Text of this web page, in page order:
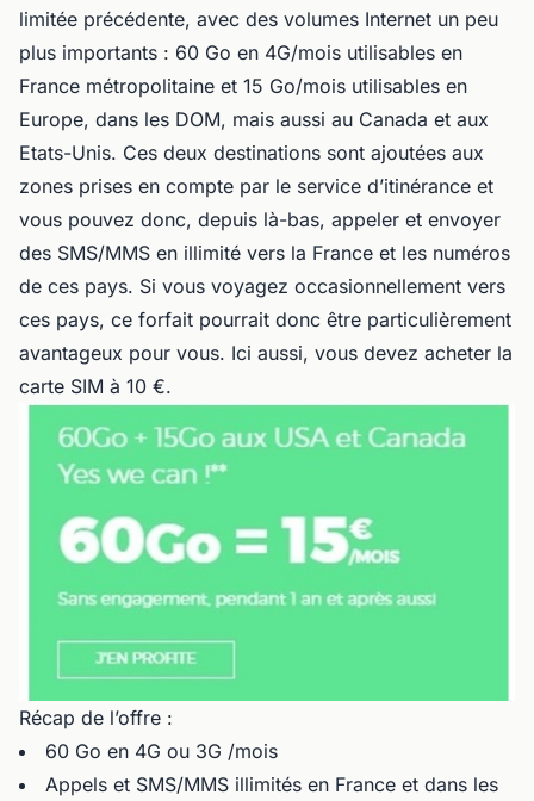
limitée précédente, avec des volumes Internet un peu
plus importants : 60 Go en 4G/mois utilisables en
France métropolitaine et 15 Go/mois utilisables en
Europe, dans les DOM, mais aussi au Canada et aux
Etats-Unis. Ces deux destinations sont ajoutées aux
zones prises en compte par le service d’itinérance et
vous pouvez donc, depuis là-bas, appeler et envoyer
des SMS/MMS en illimité vers la France et les numéros
de ces pays. Si vous voyagez occasionnellement vers
ces pays, ce forfait pourrait donc être particulièrement
avantageux pour vous. Ici aussi, vous devez acheter la
carte SIM à 10 €.
Récap de l’offre :
60 Go en 4G ou 3G /mois
Appels et SMS/MMS illimités en France et dans les